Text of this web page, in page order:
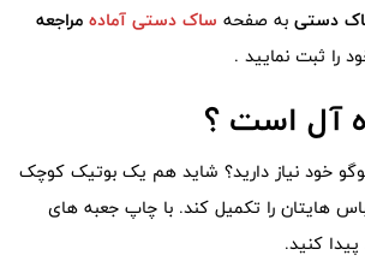
دستی به صفحه ساک دستی آماده مراجعه
را ثبت نمایید .
آل است ؟
خود نیاز دارید؟ شاید هم یک بوتیک کوچک
‌هایتان را تکمیل کند. با چاپ جعبه ‌های
کنید.